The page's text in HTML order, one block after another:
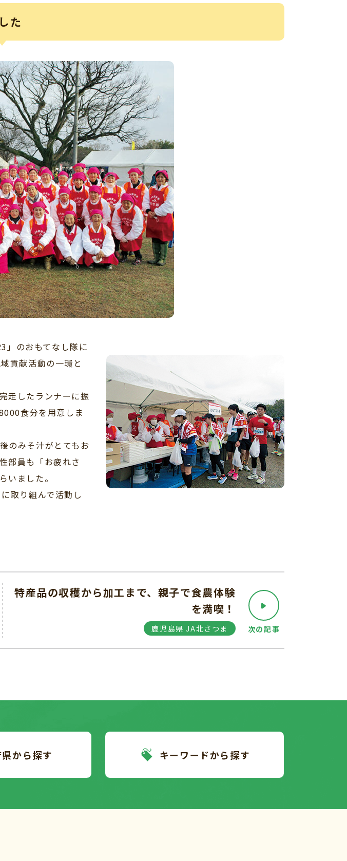
た
」のおもてなし隊に
貢献活動の一環と
走したランナーに振
食分を用意しま
のみそ汁がとてもお
部員も「お疲れさ
いました。
取り組んで活動し
特産品の収穫から加工まで、親子で食農体験
を満喫！
鹿児島県 JA北さつま 次の記事
から探す キーワードから探す